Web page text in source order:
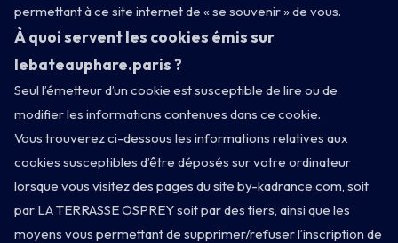
permettant à ce site internet de « se souvenir » de vous.
À quoi servent les cookies émis sur
lebateauphare.paris ?
Seul l’émetteur d’un cookie est susceptible de lire ou de
modifier les informations contenues dans ce cookie.
Vous trouverez ci-dessous les informations relatives aux
cookies susceptibles d’être déposés sur votre ordinateur
lorsque vous visitez des pages du site by-kadrance.com, soit
par LA TERRASSE OSPREY soit par des tiers, ainsi que les
moyens vous permettant de supprimer/refuser l’inscription de